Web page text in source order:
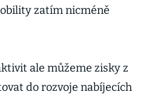
zatím nicméně
ale můžeme zisky z
do rozvoje nabíjecích